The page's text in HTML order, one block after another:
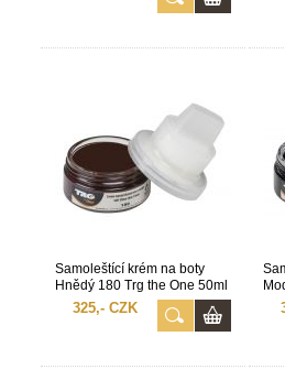
Samoleštící krém na boty
Hnědý 180 Trg the One 50ml
325,- CZK